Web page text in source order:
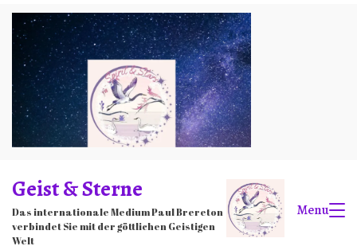
Skip
to
content
Geist & Sterne
Das internationale Medium Paul Brereton
verbindet Sie mit der göttlichen Geistigen
Welt
Menu